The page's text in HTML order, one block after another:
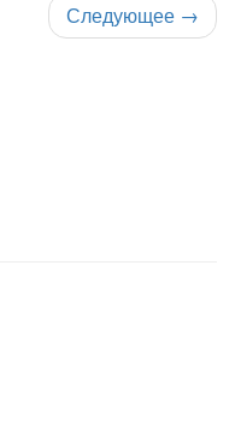
Следующее →